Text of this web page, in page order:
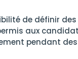
de définir
aux
pendant